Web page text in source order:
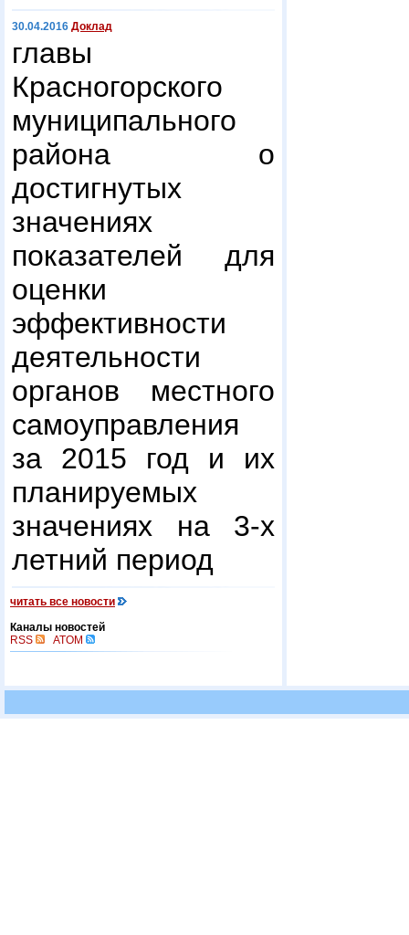
30.04.2016 Доклад
главы
Красногорского
муниципального
района о
достигнутых
значениях
показателей для
оценки
эффективности
деятельности
органов местного
самоуправления
за 2015 год и их
планируемых
значениях на 3-х
летний период
читать все новости
Каналы новостей
RSS
ATOM